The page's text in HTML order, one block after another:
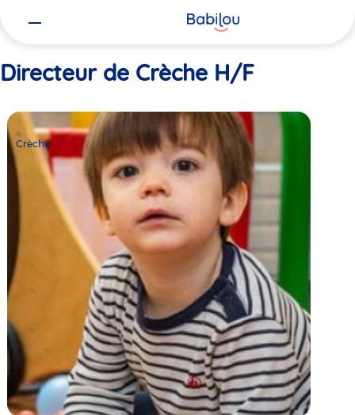
Directeur de Crèche H/F
Crèche
Babilou
Paris
Condorcet
Crèche